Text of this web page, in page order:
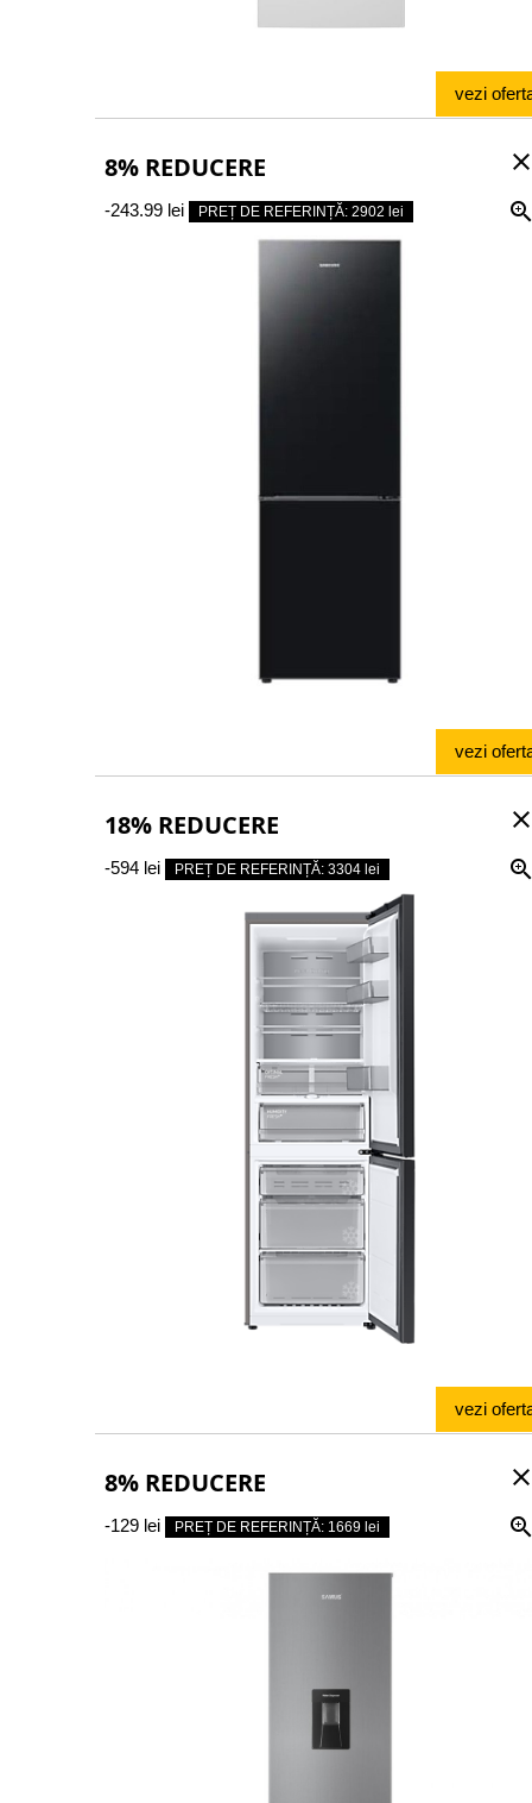
vezi
close
8% REDUCERE

-243.99 lei PREȚ DE REFERINȚĂ: 2902 lei
vezi
close
18% REDUCERE

-594 lei PREȚ DE REFERINȚĂ: 3304 lei
vezi
close
8% REDUCERE

-129 lei PREȚ DE REFERINȚĂ: 1669 lei